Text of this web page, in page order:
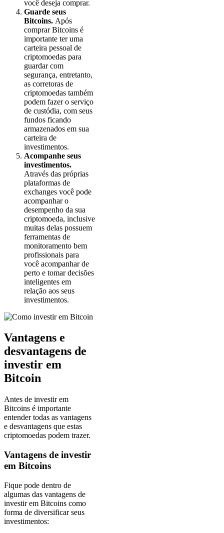
você deseja comprar.
Guarde seus
Bitcoins. Após
comprar Bitcoins é
importante ter uma
carteira pessoal de
criptomoedas para
guardar com
segurança, entretanto,
as corretoras de
criptomoedas também
podem fazer o serviço
de custódia, com seus
fundos ficando
armazenados em sua
carteira de
investimentos.
Acompanhe seus
investimentos.
Através das próprias
plataformas de
exchanges você pode
acompanhar o
desempenho da sua
criptomoeda, inclusive
muitas delas possuem
ferramentas de
monitoramento bem
profissionais para
você acompanhar de
perto e tomar decisões
inteligentes em
relação aos seus
investimentos.
Vantagens e
desvantagens de
investir em
Bitcoin
Antes de investir em
Bitcoins é importante
entender todas as vantagens
e desvantagens que estas
criptomoedas podem trazer.
Vantagens de investir
em Bitcoins
Fique pode dentro de
algumas das vantagens de
investir em Bitcoins como
forma de diversificar seus
investimentos: